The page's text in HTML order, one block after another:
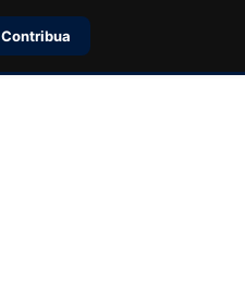
Contribua